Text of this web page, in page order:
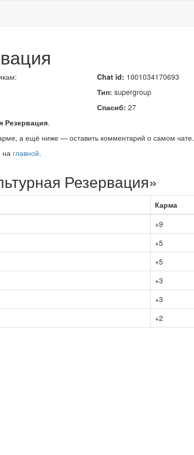
Chat id: 1001034170693
Тип: supergroup
Спасиб: 27
Резервация.
а ещё ниже — оставить комментарий о самом чате.
на главной.
Резервация»
Карма
+9
+5
+5
+3
+3
+2